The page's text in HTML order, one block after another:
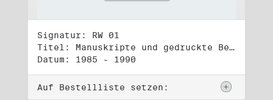
Signatur: RW 01
Titel: Manuskripte und gedruckte Belege (1)
Datum: 1985 - 1990
Auf Bestellliste setzen: